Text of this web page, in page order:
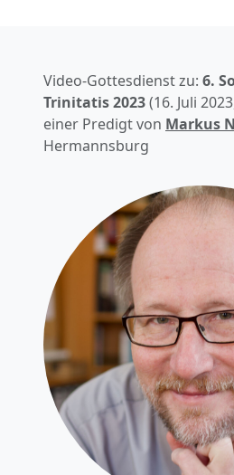
Video-Gottesdienst zu: 6.
Trinitatis2023(16. Juli 2023
einer Predigt von Markus
Hermannsburg